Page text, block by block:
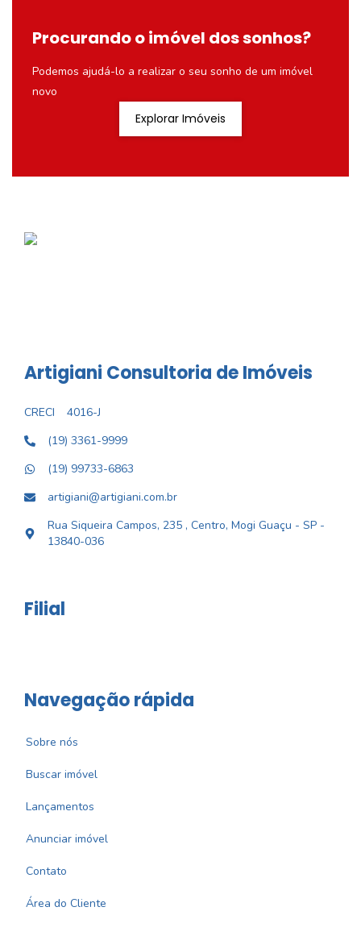
Procurando o imóvel dos sonhos?
Podemos ajudá-lo a realizar o seu sonho de um imóvel
novo
Explorar Imóveis
Artigiani Consultoria de Imóveis
CRECI
4016-J
(19) 3361-9999
(19) 99733-6863
artigiani@artigiani.com.br
Rua Siqueira Campos, 235 , Centro, Mogi Guaçu - SP -
13840-036
Filial
Navegação rápida
Sobre nós
Buscar imóvel
Lançamentos
Anunciar imóvel
Contato
Área do Cliente